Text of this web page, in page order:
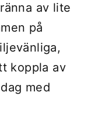
av lite
på
koppla av
med